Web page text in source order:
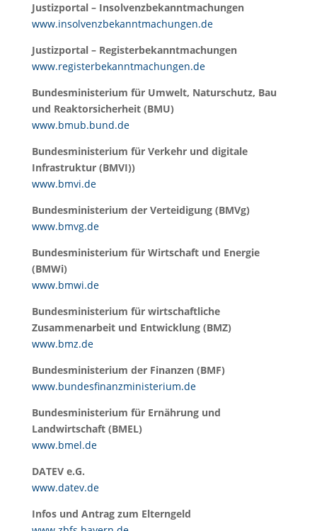
Justizportal – Insolvenzbekanntmachungen
www.insolvenzbekanntmachungen.de
Justizportal – Registerbekanntmachungen
www.registerbekanntmachungen.de
Bundesministerium für Umwelt, Naturschutz, Bau
und Reaktorsicherheit (BMU)
www.bmub.bund.de
Bundesministerium für Verkehr und digitale
Infrastruktur (BMVI))
www.bmvi.de
Bundesministerium der Verteidigung (BMVg)
www.bmvg.de
Bundesministerium für Wirtschaft und Energie
(BMWi)
www.bmwi.de
Bundesministerium für wirtschaftliche
Zusammenarbeit und Entwicklung (BMZ)
www.bmz.de
Bundesministerium der Finanzen (BMF)
www.bundesfinanzministerium.de
Bundesministerium für Ernährung und
Landwirtschaft (BMEL)
www.bmel.de
DATEV e.G.
www.datev.de
Infos und Antrag zum Elterngeld